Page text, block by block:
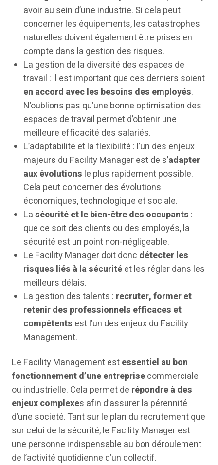
avoir au sein d’une industrie. Si cela peut
concerner les équipements, les catastrophes
naturelles doivent également être prises en
compte dans la gestion des risques.
La gestion de la diversité des espaces de
travail : il est important que ces derniers soient
en accord avec les besoins des employés.
N’oublions pas qu’une bonne optimisation des
espaces de travail permet d’obtenir une
meilleure efficacité des salariés.
L’adaptabilité et la flexibilité : l’un des enjeux
majeurs du Facility Manager est de s’adapter
aux évolutions le plus rapidement possible.
Cela peut concerner des évolutions
économiques, technologique et sociale.
Lasécurité et le bien-être des occupants :
que ce soit des clients ou des employés, la
sécurité est un point non-négligeable.
Le Facility Manager doit donc détecter les
risques liés à la sécuritéet les régler dans les
meilleurs délais.
La gestion des talents : recruter, former et
retenir des professionnels efficaces et
compétents est l’un des enjeux du Facility
Management.
Le Facility Management estessentiel au bon
fonctionnement d’une entreprisecommerciale
ou industrielle. Cela permet de répondre à des
enjeux complexes afin d’assurer la pérennité
d’une société. Tant sur le plan du recrutement que
sur celui de la sécurité, le Facility Manager est
une personne indispensable au bon déroulement
de l’activité quotidienne d’un collectif.